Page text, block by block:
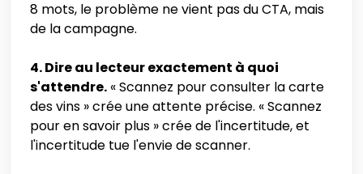
8 mots, le problème ne vient pas du CTA, mais
de la campagne.
4. Dire au lecteur exactement à quoi
s'attendre. « Scannez pour consulter la carte
des vins » crée une attente précise. « Scannez
pour en savoir plus » crée de l'incertitude, et
l'incertitude tue l'envie de scanner.